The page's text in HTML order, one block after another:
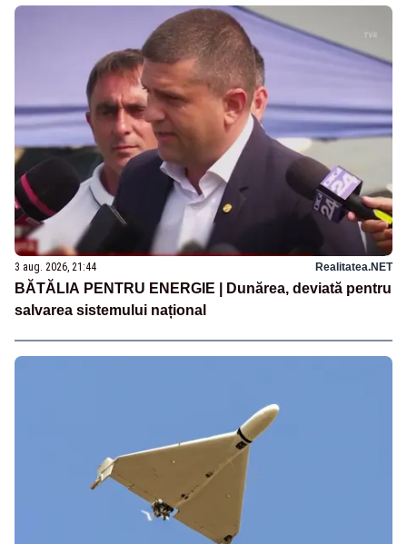
3 aug. 2026, 21:44 Realitatea.NET
BĂTĂLIA PENTRU ENERGIE | Dunărea, deviată pentru
salvarea sistemului național